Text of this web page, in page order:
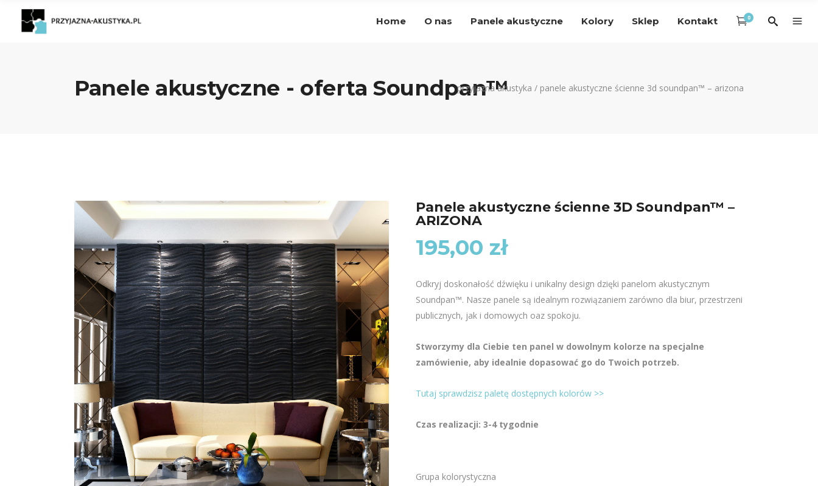
Home O nas Panele akustyczne Kolory Sklep Kontakt 0
Panele akustyczne - oferta Soundpan™
przyjazna akustyka / panele akustyczne ścienne 3d soundpan™ – arizona
Panele akustyczne ścienne 3D Soundpan™ –
ARIZONA
195,00 zł
Odkryj doskonałość dźwięku i unikalny design dzięki panelom akustycznym
Soundpan™. Nasze panele są idealnym rozwiązaniem zarówno dla biur, przestrzeni
publicznych, jak i domowych oaz spokoju.
Stworzymy dla Ciebie ten panel w dowolnym kolorze na specjalne
zamówienie, aby idealnie dopasować go do Twoich potrzeb.
Tutaj sprawdzisz paletę dostępnych kolorów >>
Czas realizacji: 3-4 tygodnie
Grupa kolorystyczna